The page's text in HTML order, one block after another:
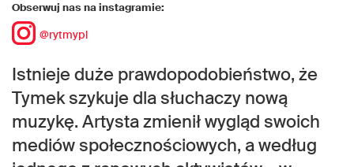
Obserwuj nas na instagramie:
@rytmypl
Istnieje duże prawdopodobieństwo, że
Tymek szykuje dla słuchaczy nową
muzykę. Artysta zmienił wygląd swoich
mediów społecznościowych, a według